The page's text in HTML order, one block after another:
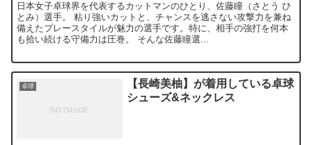
日本女子卓球界を代表するカットマンのひとり、佐藤瞳（さとう ひ
とみ）選手。 粘り強いカットと、チャンスを逃さない攻撃力を兼ね
備えたプレースタイルが魅力の選手です。特に、相手の強打を何本
も拾い続ける守備力は圧巻。 そんな佐藤瞳選...
卓球
【長崎美柚】が着用している卓球
シューズ&ネックレス